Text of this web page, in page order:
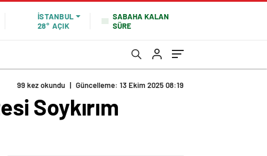
İSTANBUL
28° AÇIK
SABAHA KALAN
SÜRE
99 kez okundu | Güncelleme: 13 Ekim 2025 08:19
Soykırım